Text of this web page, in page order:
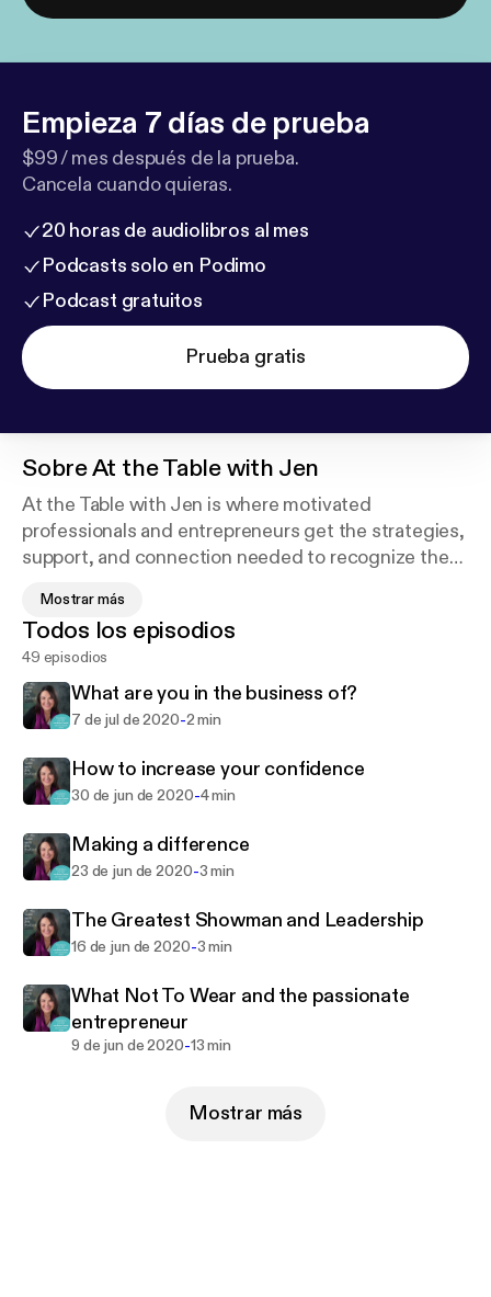
Empieza 7 días de prueba
$99 / mes después de la prueba.
Cancela cuando quieras.
20 horas de audiolibros al mes
Podcasts solo en Podimo
Podcast gratuitos
Prueba gratis
SobreAt the Table with Jen
At the Table with Jen is where motivated
professionals and entrepreneurs get the strategies,
support, and connection needed to recognize the
business leader you're meant to be, so that you get
visible with your message, leverage your full
potential, do more of what you love, and build the
legacy you want.
undergraduate Communications degree, and
Master in Business Administration to remove
reality for sustainable results.
Mostrar más
Todos los episodios
49 episodios
What are you in the business of?
7 de jul de 2020-2 min
How to increase your confidence
30 de jun de 2020-4 min
Making a difference
23 de jun de 2020-3 min
The Greatest Showman and Leadership
16 de jun de 2020-3 min
What Not To Wear and the passionate
entrepreneur
9 de jun de 2020-13 min
Mostrar más